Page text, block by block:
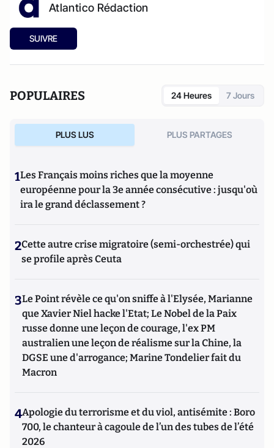
Atlantico Rédaction
SUIVRE
POPULAIRES 24 Heures 7 Jours
PLUS LUS PLUS PARTAGES
1Les Français moins riches que la moyenne
européenne pour la 3e année consécutive : jusqu'où
ira le grand déclassement ?
2Cette autre crise migratoire (semi-orchestrée) qui
se profile après Ceuta
3Le Point révèle ce qu'on sniffe à l'Elysée, Marianne
que Xavier Niel hacke l'Etat; Le Nobel de la Paix
russe donne une leçon de courage, l'ex PM
australien une leçon de réalisme sur la Chine, la
DGSE une d'arrogance; Marine Tondelier fait du
Macron
4Apologie du terrorisme et du viol, antisémite : Boro
700, le chanteur à cagoule de l’un des tubes de l’été
2026